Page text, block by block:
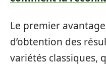
Le premier
d’obtention des
variétés classiques,